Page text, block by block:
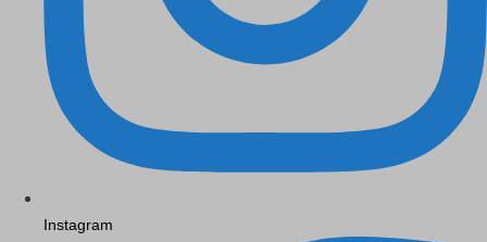
Instagram